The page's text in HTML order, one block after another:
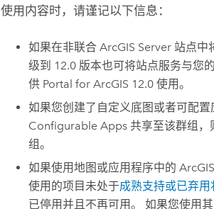
使用内容时，请谨记以下信息：
如果在非联合 ArcGIS Server站点中
级到 12.0版本也可将站点服务与您
供 Portal for ArcGIS 12.0使用。
如果您创建了自定义底图或者可配
Configurable Apps共享至该群组，
组。
如果使用地图或应用程序中的
使用的项目未处于成熟支持或已弃用
已停用并且不再可用。 如果您使用